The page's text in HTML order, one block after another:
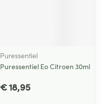
Puressentiel
Puressentiel Eo Citroen 30ml
€ 18,95